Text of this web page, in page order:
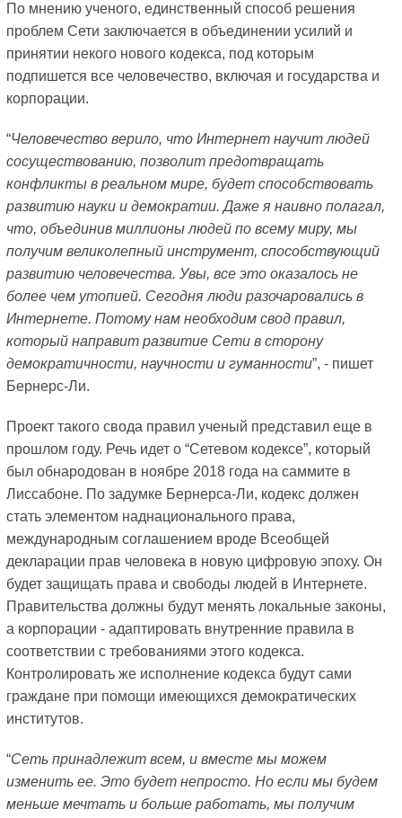
По мнению ученого, единственный способ решения
проблем Сети заключается в объединении усилий и
принятии некого нового кодекса, под которым
подпишется все человечество, включая и государства и
корпорации.
“Человечество верило, что Интернет научит людей
сосуществованию, позволит предотвращать
конфликты в реальном мире, будет способствовать
развитию науки и демократии. Даже я наивно полагал,
что, объединив миллионы людей по всему миру, мы
получим великолепный инструмент, способствующий
развитию человечества. Увы, все это оказалось не
более чем утопией. Сегодня люди разочаровались в
Интернете. Потому нам необходим свод правил,
который направит развитие Сети в сторону
демократичности, научности и гуманности”, - пишет
Бернерс-Ли.
Проект такого свода правил ученый представил еще в
прошлом году. Речь идет о “Сетевом кодексе”, который
был обнародован в ноябре 2018 года на саммите в
Лиссабоне. По задумке Бернерса-Ли, кодекс должен
стать элементом наднационального права,
международным соглашением вроде Всеобщей
декларации прав человека в новую цифровую эпоху. Он
будет защищать права и свободы людей в Интернете.
Правительства должны будут менять локальные законы,
а корпорации - адаптировать внутренние правила в
соответствии с требованиями этого кодекса.
Контролировать же исполнение кодекса будут сами
граждане при помощи имеющихся демократических
институтов.
“Сеть принадлежит всем, и вместе мы можем
изменить ее. Это будет непросто. Но если мы будем
меньше мечтать и больше работать, мы получим